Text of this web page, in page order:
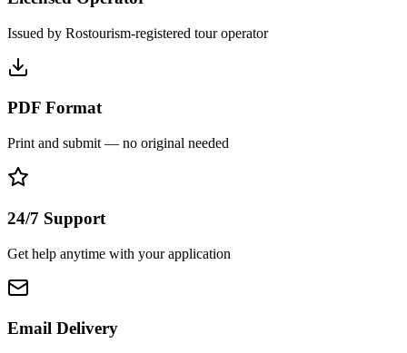
Issued by Rostourism-registered tour operator
PDF Format
Print and submit — no original needed
24/7 Support
Get help anytime with your application
Email Delivery